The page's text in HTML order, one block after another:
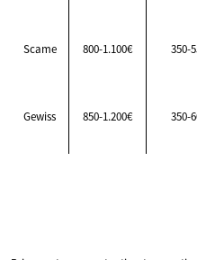
Scame 800-1.100€ 350-
Gewiss 850-1.200€ 350-